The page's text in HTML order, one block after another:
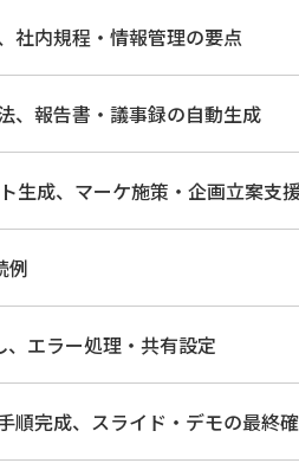
社内規程・情報管理の要点
、報告書・議事録の自動生成
生成、マーケ施策・企画立案支
例
、エラー処理・共有設定
順完成、スライド・デモの最終